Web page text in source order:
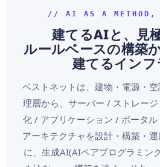
// AI AS A METHOD,
建てるAIと、見
ルールベースの構築
建てるインフ
ベストネットは、建物・電源・
理層から、サーバー / ストレー
化 / アプリケーション / ポータ
アーキテクチャを設計・構築・
に、生成AI(AIペアプログラミン